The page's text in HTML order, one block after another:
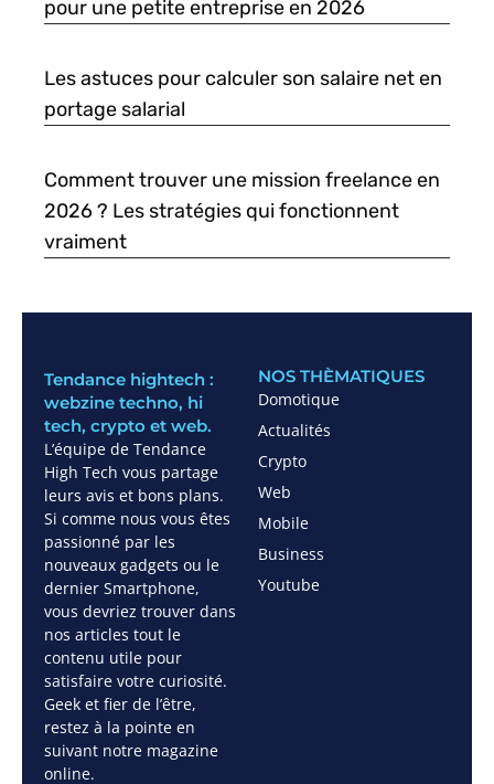
pour une petite entreprise en 2026
Les astuces pour calculer son salaire net en
portage salarial
Comment trouver une mission freelance en
2026 ? Les stratégies qui fonctionnent
vraiment
Tendance hightech :
webzine techno, hi
tech, crypto et web.
L’équipe de Tendance
High Tech vous partage
leurs avis et bons plans.
Si comme nous vous êtes
passionné par les
nouveaux gadgets ou le
dernier Smartphone,
vous devriez trouver dans
nos articles tout le
contenu utile pour
satisfaire votre curiosité.
Geek et fier de l’être,
restez à la pointe en
suivant notre magazine
online.
NOS THÈMATIQUES
Domotique
Actualités
Crypto
Web
Mobile
Business
Youtube